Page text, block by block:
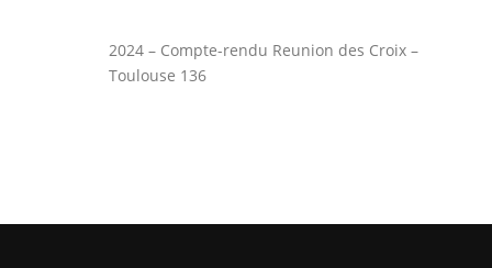
2024 – Compte-rendu Reunion des Croix –
Toulouse 136